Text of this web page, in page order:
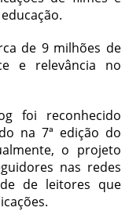
de 9 milhões de
e relevância no
foi reconhecido
na 7ª edição do
o projeto
nas redes
de leitores que